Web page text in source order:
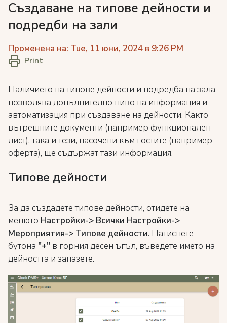
Създаване на типове дейности и
подредби на зали
Променена на: Tue, 11 юни, 2024 в 9:26 PM
Print
Наличието на типове дейности и подредба на зала
позволява допълнително ниво на информация и
автоматизация при създаване на дейности. Както
вътрешните документи (например функционален
лист), така и тези, насочени към гостите (например
оферта), ще съдържат тази информация.
Типове дейности
За да създадете типове дейности, отидете на
менюто Настройки-> Всички Настройки->
Мероприятия-> Типове дейности. Натиснете
бутона "+" в горния десен ъгъл, въведете името на
дейността и запазете.